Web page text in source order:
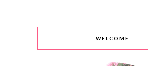
WELCOME